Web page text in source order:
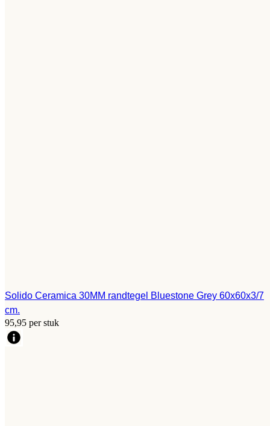
Solido Ceramica 30MM randtegel Bluestone Grey 60x60x3/7
cm.
95,95 per stuk